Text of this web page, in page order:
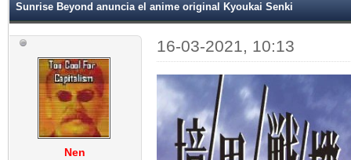
Sunrise Beyond anuncia el anime original Kyoukai Senki
Nen
16-03-2021, 10:13